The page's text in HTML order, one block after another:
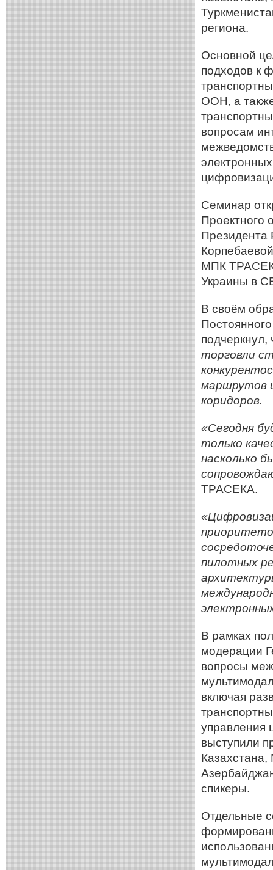
региона.
Основной
подходов к
ООН, а
вопросам
Семинар
Проектного
Президента
МПК
Украины в
В своём
подчеркнул,
торговли
маршрутов
коридоров.
«Сегодня
только
насколько
ТРАСЕКА.
пилотных
В рамках
модерации
вопросы
включая
управления
выступили
Казахстана,
спикеры.
Отдельные